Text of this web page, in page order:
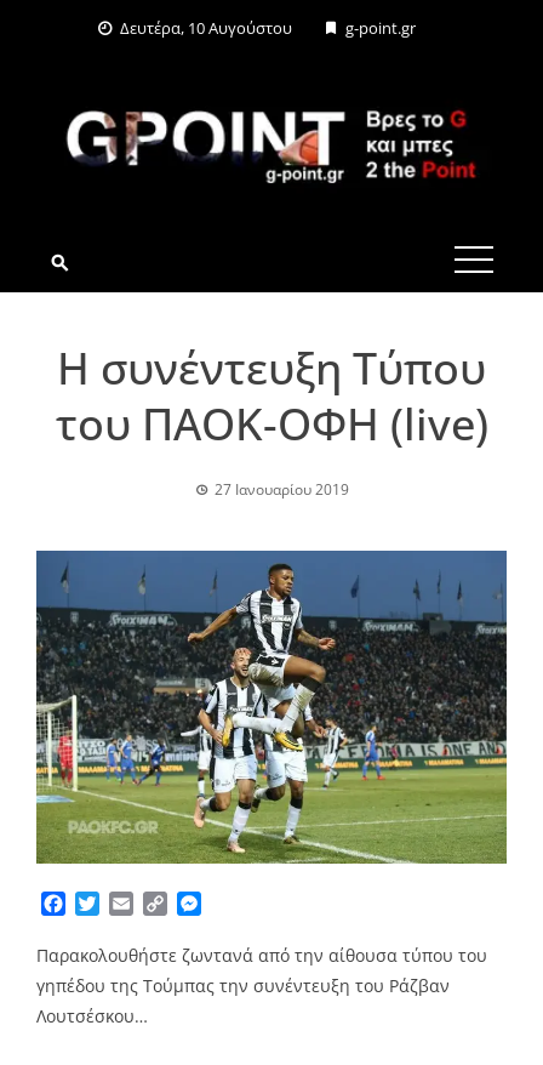
Δευτέρα, 10 Αυγούστου g-point.gr
G-POINT.GR
Η συνέντευξη Τύπου
του ΠΑΟΚ-ΟΦΗ (live)
27 Ιανουαρίου 2019
Facebook
TwitterEmailCopy
Παρακολουθήστε ζωντανά από την αίθουσα τύπου του
γηπέδου της Τούμπας την συνέντευξη του Ράζβαν
Λουτσέσκου…